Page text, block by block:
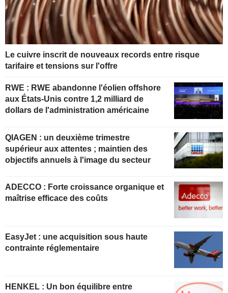
Le cuivre inscrit de nouveaux records entre risque
tarifaire et tensions sur l'offre
RWE : RWE abandonne l'éolien offshore
aux États-Unis contre 1,2 milliard de
dollars de l'administration américaine
QIAGEN : un deuxième trimestre
supérieur aux attentes ; maintien des
objectifs annuels à l'image du secteur
ADECCO : Forte croissance organique et
maîtrise efficace des coûts
EasyJet : une acquisition sous haute
contrainte réglementaire
HENKEL : Un bon équilibre entre